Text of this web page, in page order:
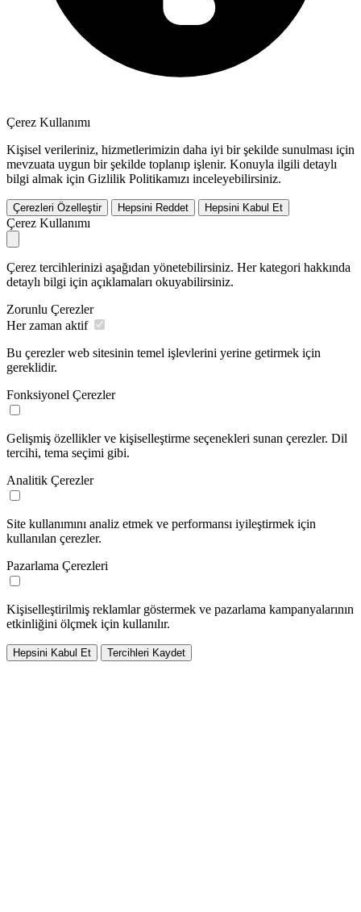
Çerez Kullanımı
Kişisel verileriniz, hizmetlerimizin daha iyi bir şekilde sunulması için
mevzuata uygun bir şekilde toplanıp işlenir. Konuyla ilgili detaylı
bilgi almak için Gizlilik Politikamızı inceleyebilirsiniz.
Çerezleri Özelleştir Hepsini Reddet Hepsini Kabul Et
Çerez Kullanımı
Çerez tercihlerinizi aşağıdan yönetebilirsiniz. Her kategori hakkında
detaylı bilgi için açıklamaları okuyabilirsiniz.
Zorunlu Çerezler
Her zaman aktif
Bu çerezler web sitesinin temel işlevlerini yerine getirmek için
gereklidir.
Fonksiyonel Çerezler
Gelişmiş özellikler ve kişiselleştirme seçenekleri sunan çerezler. Dil
tercihi, tema seçimi gibi.
Analitik Çerezler
Site kullanımını analiz etmek ve performansı iyileştirmek için
kullanılan çerezler.
Pazarlama Çerezleri
Kişiselleştirilmiş reklamlar göstermek ve pazarlama kampanyalarının
etkinliğini ölçmek için kullanılır.
Hepsini Kabul Et Tercihleri Kaydet